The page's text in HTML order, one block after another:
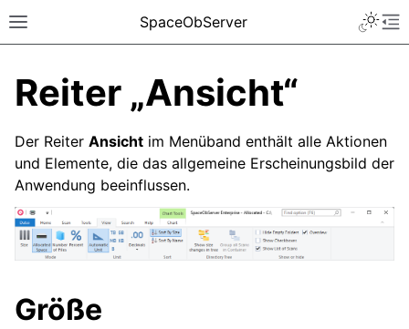
SpaceObServer
Reiter „Ansicht“
Der Reiter Ansicht im Menüband enthält alle Aktionen
und Elemente, die das allgemeine Erscheinungsbild der
Anwendung beeinflussen.
Größe